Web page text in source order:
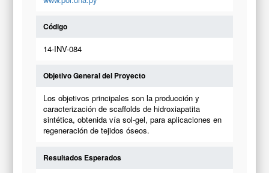
Código
14-INV-084
Objetivo General del Proyecto
Los objetivos principales son la producción y
caracterización de scaffolds de hidroxiapatita
sintética, obtenida vía sol-gel, para aplicaciones en
regeneración de tejidos óseos.
Resultados Esperados